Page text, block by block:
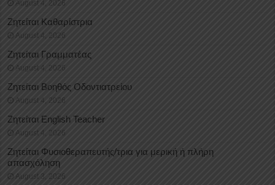
August 4, 2026
Ζητείται Καθαρίστρια
August 4, 2026
Ζητείται Γραμματέας
August 4, 2026
Ζητείται Βοηθός Οδοντιατρείου
August 4, 2026
Ζητείται English Teacher
August 4, 2026
Ζητείται Φυσιοθεραπευτής/τρια για μερική ή πλήρη
απασχόληση
August 3, 2026